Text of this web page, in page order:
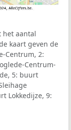
het aantal
kaart geven de
Centrum, 2:
Centrum-
5: buurt
Lokkedijze, 9: